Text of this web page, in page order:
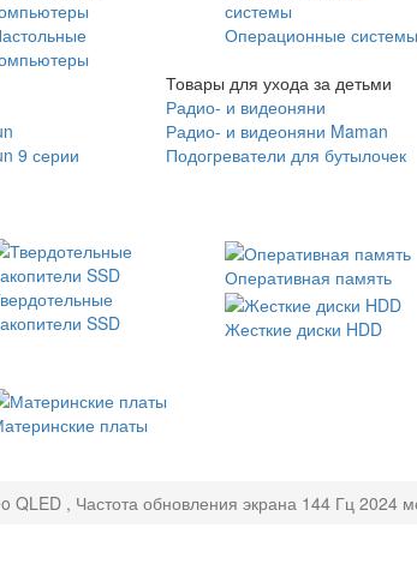
Операционные системы
9 серии
Товары для ухода за детьми
Радио- и видеоняни
Радио- и видеоняни Maman
Подогреватели для бутылочек
SSD
Оперативная память
Жесткие диски HDD
платы
, Частота обновления экрана 144 Гц 2024